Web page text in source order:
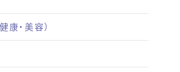
康・美容）